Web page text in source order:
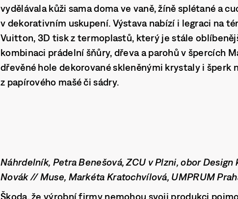
vydělávala kůži sama doma ve vaně, žíně splétané a
v dekorativním uskupení. Výstava nabízí i legraci na
Vuitton, 3D tisk z termoplastů, který je stále
kombinaci prádelní šňůry, dřeva a parohů v špercích
dřevěné hole dekorované skleněnými krystaly i šperk
z papírového mašé či sádry.
Náhrdelník, Petra Benešová, ZCU v Plzni, obor Design
Novák // Muse, Markéta Kratochvílová, UMPRUM
Škoda, že výrobní firmy nemohou svoji produkci